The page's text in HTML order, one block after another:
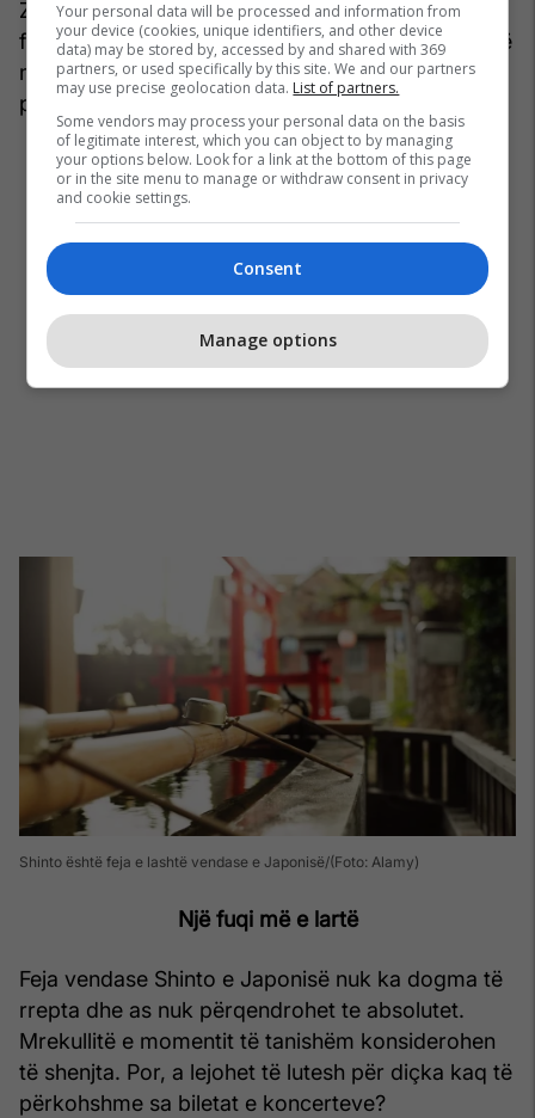
ZeroBaseOne te BTS, të gjithë duke u lutur që të
fitonin lotarinë brenda dy deri në tre javësh dhe të
merrnin çmimin përfundimtar: mundësinë për ta
parë
oshi -n e tyre nga afër.
Shinto është feja e lashtë vendase e Japonisë (Foto: Alamy)
Një fuqi më e lartë
Feja vendase Shinto e Japonisë nuk ka dogma të
rrepta dhe as nuk përqendrohet te absolutet.
Mrekullitë e momentit të tanishëm konsiderohen
të shenjta. Por, a lejohet të lutesh për diçka kaq të
përkohshme sa biletat e koncerteve?
Your personal data will be processed and information from
your device (cookies, unique identifiers, and other device
data) may be stored by, accessed by and shared with 369
partners, or used specifically by this site. We and our partners
may use precise geolocation data. List of partners.
Some vendors may process your personal data on the basis
of legitimate interest, which you can object to by managing
your options below. Look for a link at the bottom of this page
or in the site menu to manage or withdraw consent in privacy
and cookie settings.
Consent
Manage options